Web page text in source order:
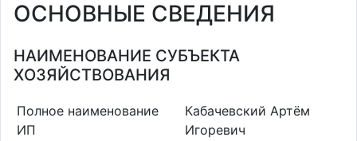
ОСНОВНЫЕ СВЕДЕНИЯ
НАИМЕНОВАНИЕ СУБЪЕКТА
ХОЗЯЙСТВОВАНИЯ
Полное наименование
ИП
Кабачевский Артём
Игоревич